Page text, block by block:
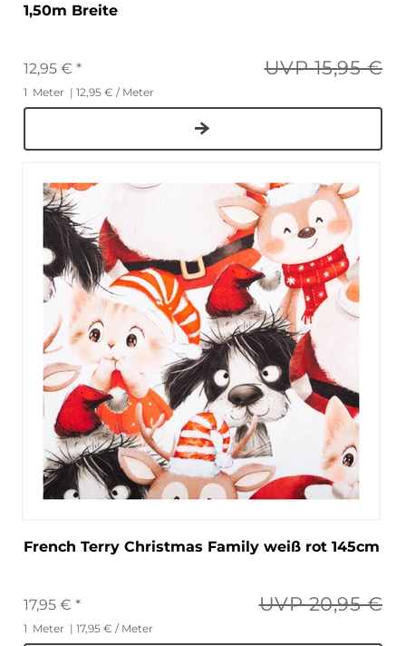
1,50m Breite
UVP 15,95 €
12,95 € *
1 Meter | 12,95 € / Meter
French Terry Christmas Family weiß rot 145cm
UVP 20,95 €
17,95 € *
1 Meter | 17,95 € / Meter